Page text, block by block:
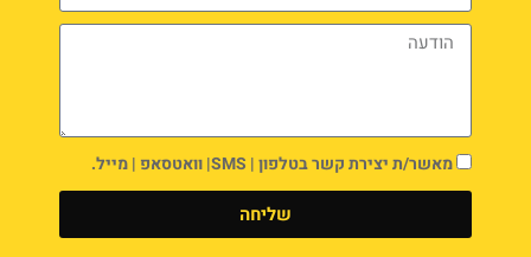
מאשר/ת יצירת קשר בטלפון | SMS| וואטסאפ | מייל.
שליחה